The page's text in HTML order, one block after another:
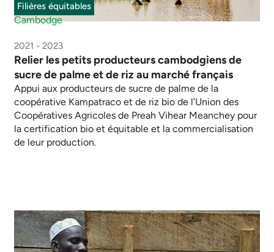
Filières équitables
Cambodge
2021 - 2023
Relier les petits producteurs cambodgiens de
sucre de palme et de riz au marché français
Appui aux producteurs de sucre de palme de la
coopérative Kampatraco et de riz bio de l’Union des
Coopératives Agricoles de Preah Vihear Meanchey pour
la certification bio et équitable et la commercialisation
de leur production.